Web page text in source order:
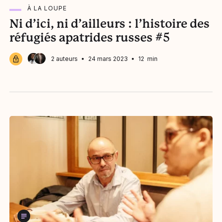
À LA LOUPE
Ni d’ici, ni d’ailleurs : l’histoire des
réfugiés apatrides russes #5
2 auteurs
Anderson D. Michel
24 mars 2023 12 min